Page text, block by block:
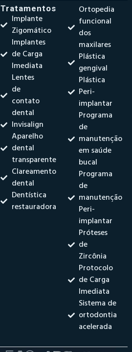
Tratamentos
Implante
Zigomático
Implantes
de Carga
Imediata
Lentes
de
contato
dental
Invisalign
Aparelho
dental
transparente
Clareamento
dental
Dentística
restauradora
Ortopedia
funcional
dos
maxilares
Plástica
gengival
Plástica
Peri-
implantar
Programa
de
manutenção
em saúde
bucal
Programa
de
manutenção
Peri-
implantar
Próteses
de
Zircônia
Protocolo
de Carga
Imediata
Sistema de
ortodontia
acelerada